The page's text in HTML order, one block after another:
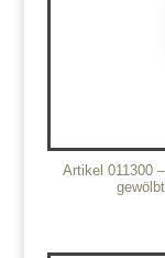
Artikel 011300